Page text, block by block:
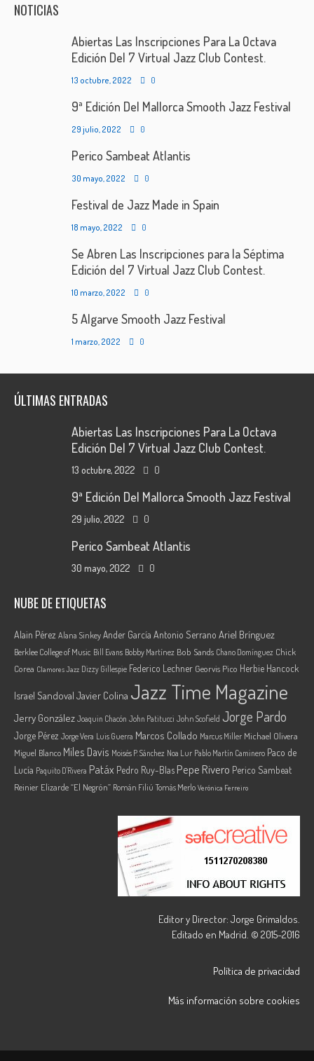
NOTICIAS
Abiertas Las Inscripciones Para La Octava
Edición Del 7 Virtual Jazz Club Contest.
13 octubre, 2022 0
9ª Edición Del Mallorca Smooth Jazz Festival
29 julio, 2022 0
Perico Sambeat Atlantis
30 mayo, 2022 0
Festival de Jazz Made in Spain
18 mayo, 2022 0
Se Abren Las Inscripciones para la Séptima
Edición del 7 Virtual Jazz Club Contest.
10 marzo, 2022 0
5 Algarve Smooth Jazz Festival
1 marzo, 2022 0
ÚLTIMAS ENTRADAS
Abiertas Las Inscripciones Para La Octava
Edición Del 7 Virtual Jazz Club Contest.
13 octubre, 2022 0
9ª Edición Del Mallorca Smooth Jazz Festival
29 julio, 2022 0
Perico Sambeat Atlantis
30 mayo, 2022 0
NUBE DE ETIQUETAS
Alain Pérez Alana SinkeyAnder García Antonio Serrano Ariel Brínguez
Berklee College of Music Bill Evans Bobby Martínez Bob Sands Chano Domínguez Chick
Corea Clamores Jazz Dizzy Gillespie Federico Lechner Georvis Pico Herbie Hancock
Israel Sandoval Javier Colina Jazz Time Magazine
Jerry González Joaquin Chacón John Patitucci John Scofield Jorge Pardo
Jorge Pérez Jorge Vera Luis Guerra Marcos Collado Marcus Miller Michael Olivera
Miguel Blanco Miles Davis Moisés P. Sánchez Noa Lur Pablo Martín Caminero Paco de
Lucía Paquito D'Rivera Patáx Pedro Ruy-Blas Pepe Rivero Perico Sambeat
Reinier Elizarde “El Negrón” Román Filiú Tomás Merlo Verónica Ferreiro
Editor y Director: Jorge Grimaldos.
Editado en Madrid. © 2015-2016
Política de privacidad
Más información sobre cookies